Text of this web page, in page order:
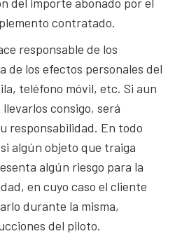
contratado.
responsable de los
de los efectos personales del
teléfono móvil, etc. Si aun
consigo, será
responsabilidad. En todo
algún objeto que traiga
algún riesgo para la
en cuyo caso el cliente
durante la misma,
del piloto.